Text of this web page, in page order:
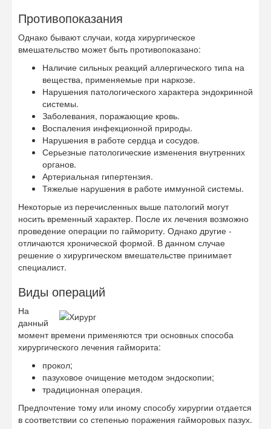
Противопоказания
Однако бывают случаи, когда хирургическое
вмешательство может быть противопоказано:
Наличие сильных реакций аллергического типа на
вещества, применяемые при наркозе.
Нарушения патологического характера эндокринной
системы.
Заболевания, поражающие кровь.
Воспаления инфекционной природы.
Нарушения в работе сердца и сосудов.
Серьезные патологические изменения внутренних
органов.
Артериальная гипертензия.
Тяжелые нарушения в работе иммунной системы.
Некоторые из перечисленных выше патологий могут
носить временный характер. После их лечения возможно
проведение операции по гаймориту. Однако другие -
отличаются хронической формой. В данном случае
решение о хирургическом вмешательстве принимает
специалист.
Виды операций
На
данный
момент времени применяются три основных способа
хирургического лечения гайморита:
прокол;
пазуховое очищение методом эндоскопии;
традиционная операция.
Предпочтение тому или иному способу хирургии отдается
в соответствии со степенью поражения гайморовых пазух.